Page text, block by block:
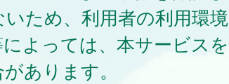
ため、利用者の利用環
よっては、本サービス
あります。